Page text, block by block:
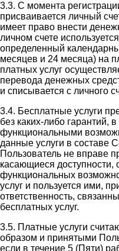
3.3. С момента
присваивается личный
имеет право внести
личном счете
определенный
месяцев и 24 месяца) на
платных услуг
перевода денежных
и списывается с личного
3.4. Бесплатные услуги
без каких-либо гарантий,
функциональными
данные услуги в составе
Пользователь не вправе
касающиеся доступности,
функциональных
услуг и пользуется ими,
ответственность,
бесплатных услуг.
3.5. Платные услуги
образом и принятыми
если в течение 5 (Пяти)